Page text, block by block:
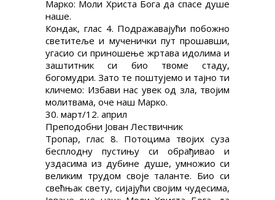
Марко: Моли Христа Бога да спасе душе
наше.
Кондак, глас 4. Подражавајући побожно
светитеље и мученички пут прошавши,
угасио си приношење жртава идолима и
заштитник си био твоме стаду,
богомудри. Зато те поштујемо и тајно ти
кличемо: Избави нас увек од зла, твојим
молитвама, оче наш Марко.
30. март/12. април
Преподобни Јован Лествичник
Тропар, глас 8. Потоцима твојих суза
бесплодну пустињу си обрађивао и
уздасима из дубине душе, умножио си
великим трудом своје таланте. Био си
свећњак свету, сијајући својим чудесима,